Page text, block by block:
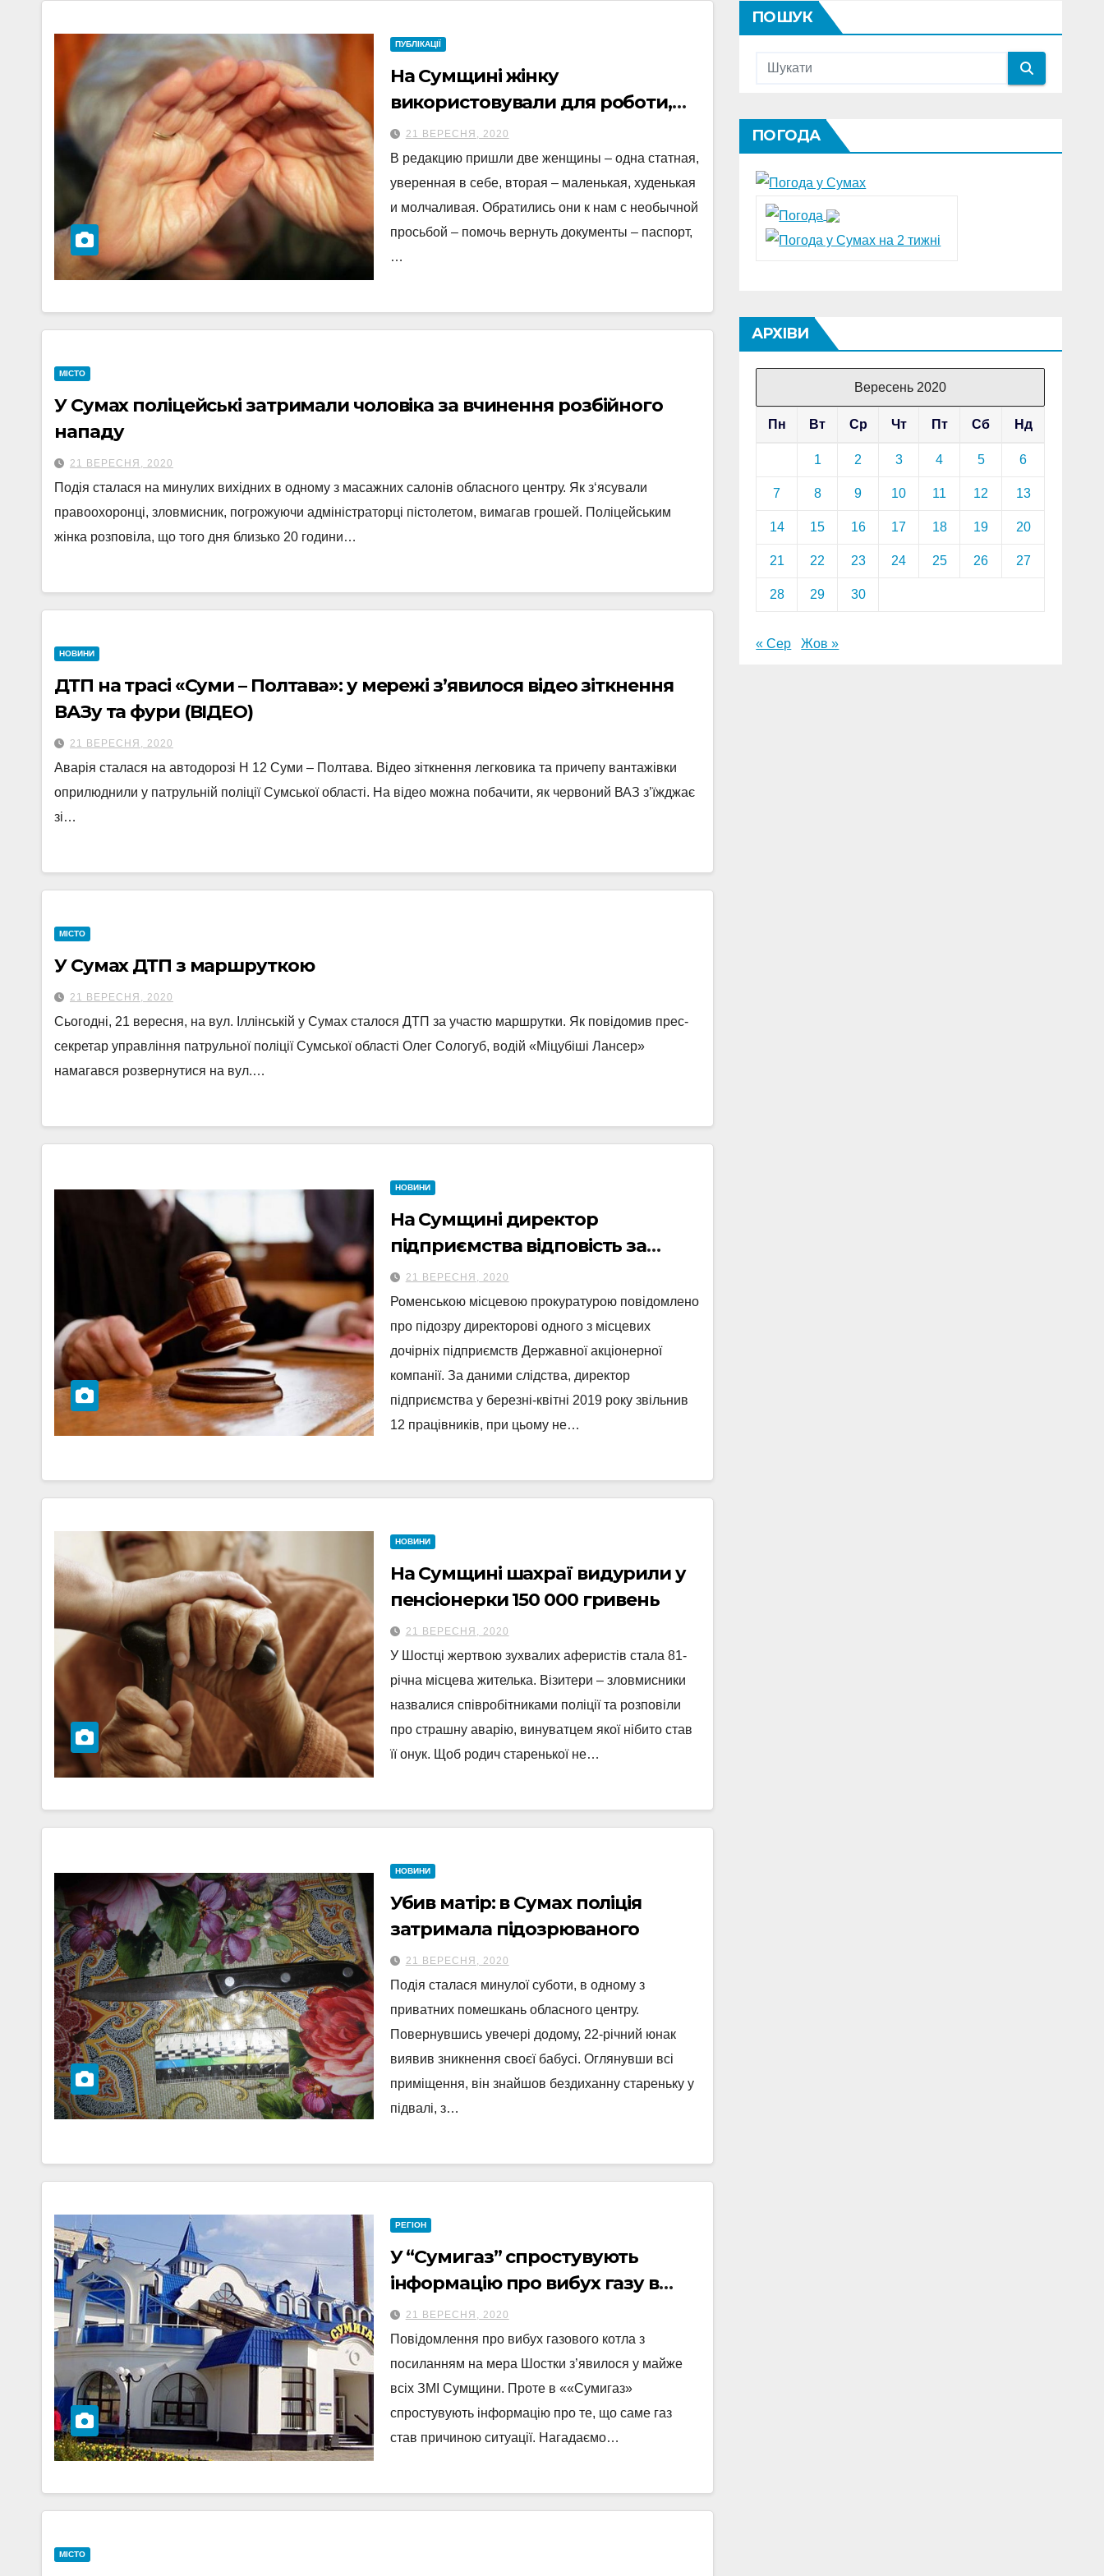
ПУБЛІКАЦІЇ
На Сумщині жінку
використовували для роботи,
відбирали пенсію і отримували
на неї кредити
21 ВЕРЕСНЯ, 2020
В редакцию пришли две женщины – одна статная,
уверенная в себе, вторая – маленькая, худенькая
и молчаливая. Обратились они к нам с необычной
просьбой – помочь вернуть документы – паспорт,
…
МІСТО
У Сумах поліцейські затримали чоловіка за вчинення розбійного
нападу
21 ВЕРЕСНЯ, 2020
Подія сталася на минулих вихідних в одному з масажних салонів обласного центру. Як з‘ясували
правоохоронці, зловмисник, погрожуючи адміністраторці пістолетом, вимагав грошей. Поліцейським
жінка розповіла, що того дня близько 20 години…
НОВИНИ
ДТП на трасі «Суми – Полтава»: у мережі з’явилося відео зіткнення
ВАЗу та фури (ВІДЕО)
21 ВЕРЕСНЯ, 2020
Аварія сталася на автодорозі Н 12 Суми – Полтава. Відео зіткнення легковика та причепу вантажівки
оприлюднили у патрульній поліції Сумської області. На відео можна побачити, як червоний ВАЗ з’їжджає
зі…
МІСТО
У Сумах ДТП з маршруткою
21 ВЕРЕСНЯ, 2020
Сьогодні, 21 вересня, на вул. Іллінській у Сумах сталося ДТП за участю маршрутки. Як повідомив прес-
секретар управління патрульної поліції Сумської області Олег Сологуб, водій «Міцубіші Лансер»
намагався розвернутися на вул.…
НОВИНИ
На Сумщині директор
підприємства відповість за
борги по зарплаті
21 ВЕРЕСНЯ, 2020
Роменською місцевою прокуратурою повідомлено
про підозру директорові одного з місцевих
дочірніх підприємств Державної акціонерної
компанії. За даними слідства, директор
підприємства у березні-квітні 2019 року звільнив
12 працівників, при цьому не…
НОВИНИ
На Сумщині шахраї видурили у
пенсіонерки 150 000 гривень
21 ВЕРЕСНЯ, 2020
У Шостці жертвою зухвалих аферистів стала 81-
річна місцева жителька. Візитери – зловмисники
назвалися співробітниками поліції та розповіли
про страшну аварію, винуватцем якої нібито став
її онук. Щоб родич старенької не…
НОВИНИ
Убив матір: в Сумах поліція
затримала підозрюваного
21 ВЕРЕСНЯ, 2020
Подія сталася минулої суботи, в одному з
приватних помешкань обласного центру.
Повернувшись увечері додому, 22-річний юнак
виявив зникнення своєї бабусі. Оглянувши всі
приміщення, він знайшов бездиханну стареньку у
підвалі, з…
РЕГІОН
У “Сумигаз” спростувують
інформацію про вибух газу в
Шостці
21 ВЕРЕСНЯ, 2020
Повідомлення про вибух газового котла з
посиланням на мера Шостки з’явилося у майже
всіх ЗМІ Сумщини. Проте в ««Сумигаз»
спростувують інформацію про те, що саме газ
став причиною ситуації. Нагадаємо…
МІСТО
ПОШУК
ПОГОДА
АРХІВИ
Вересень 2020
Пн Вт Ср Чт Пт Сб Нд
1 2 3 4 5 6
7 8 9 10 11 12 13
14 15 16 17 18 19 20
21 22 23 24 25 26 27
28 29 30
« Сер Жов »